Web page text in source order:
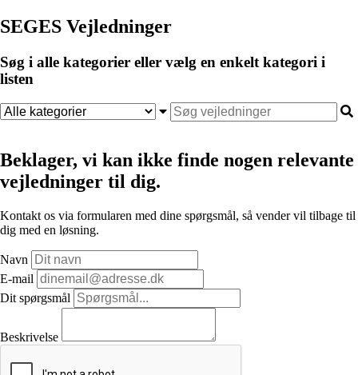
SEGES Vejledninger
Søg i alle kategorier eller vælg en enkelt kategori i
listen
Beklager, vi kan ikke finde nogen relevante
vejledninger til dig.
Kontakt os via formularen med dine spørgsmål, så vender vil tilbage til
dig med en løsning.
Navn
E-mail
Dit spørgsmål
Beskrivelse